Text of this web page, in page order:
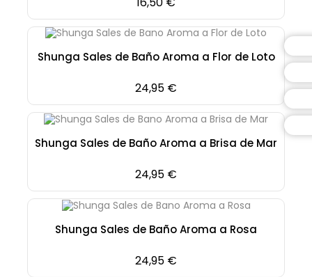
Shunga Sales de Baño Aroma a Flor de Loto
Precio
24,95 €
Shunga Sales de Baño Aroma a Brisa de Mar
Precio
24,95 €
Shunga Sales de Baño Aroma a Rosa
Precio
24,95 €